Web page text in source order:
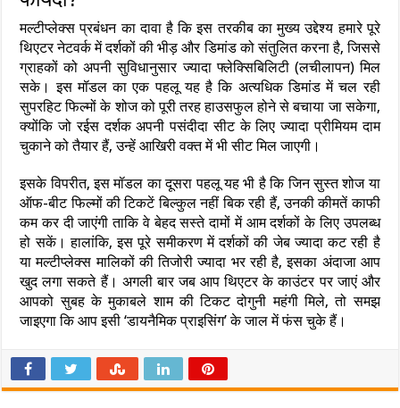
मल्टीप्लेक्स प्रबंधन का दावा है कि इस तरकीब का मुख्य उद्देश्य हमारे पूरे
थिएटर नेटवर्क में दर्शकों की भीड़ और डिमांड को संतुलित करना है, जिससे
ग्राहकों को अपनी सुविधानुसार ज्यादा फ्लेक्सिबिलिटी (लचीलापन) मिल
सके। इस मॉडल का एक पहलू यह है कि अत्यधिक डिमांड में चल रही
सुपरहिट फिल्मों के शोज को पूरी तरह हाउसफुल होने से बचाया जा सकेगा,
क्योंकि जो रईस दर्शक अपनी पसंदीदा सीट के लिए ज्यादा प्रीमियम दाम
चुकाने को तैयार हैं, उन्हें आखिरी वक्त में भी सीट मिल जाएगी।
इसके विपरीत, इस मॉडल का दूसरा पहलू यह भी है कि जिन सुस्त शोज या
ऑफ-बीट फिल्मों की टिकटें बिल्कुल नहीं बिक रही हैं, उनकी कीमतें काफी
कम कर दी जाएंगी ताकि वे बेहद सस्ते दामों में आम दर्शकों के लिए उपलब्ध
हो सकें। हालांकि, इस पूरे समीकरण में दर्शकों की जेब ज्यादा कट रही है
या मल्टीप्लेक्स मालिकों की तिजोरी ज्यादा भर रही है, इसका अंदाजा आप
खुद लगा सकते हैं। अगली बार जब आप थिएटर के काउंटर पर जाएं और
आपको सुबह के मुकाबले शाम की टिकट दोगुनी महंगी मिले, तो समझ
जाइएगा कि आप इसी ‘डायनैमिक प्राइसिंग’ के जाल में फंस चुके हैं।